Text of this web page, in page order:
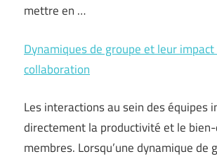
mettre en …
Dynamiques de groupe et leur
collaboration
Les interactions au sein des équipes
directement la productivité et le
membres. Lorsqu’une dynamique de